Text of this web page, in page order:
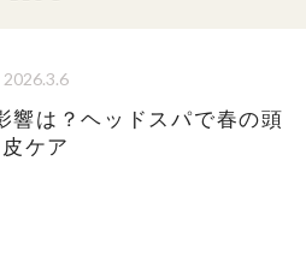
2026.3.6
響は？ヘッドスパで春の頭
皮ケア